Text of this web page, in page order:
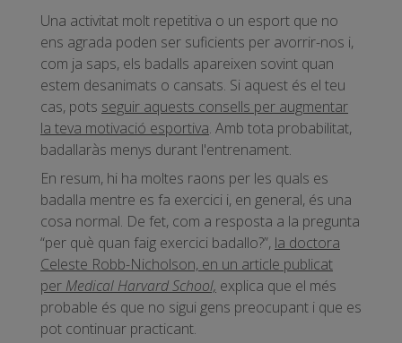
Una activitat molt repetitiva o un esport que no
ens agrada poden ser suficients per avorrir-nos i,
com ja saps, els badalls apareixen sovint quan
estem desanimats o cansats. Si aquest és el teu
cas, pots seguir aquests consells per augmentar
la teva motivació esportiva. Amb tota probabilitat,
badallaràs menys durant l'entrenament.
En resum, hi ha moltes raons per les quals es
badalla mentre es fa exercici i, en general, és una
cosa normal. De fet, com a resposta a la pregunta
“per què quan faig exercici badallo?”, la doctora
Celeste Robb-Nicholson, en un article publicat
per Medical Harvard School, explica que el més
probable és que no sigui gens preocupant i que es
pot continuar practicant.